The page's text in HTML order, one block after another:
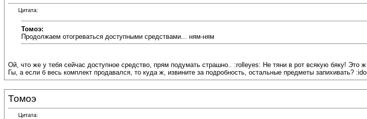
Цитата:
Томоэ:
Продолжаем отогреваться доступными средствами... ням-ням
Ой, что же у тебя сейчас доступное средство, прям подумать страшно.. :rolleyes: Не тяни в рот всякую бяку! Это
Гы, а если б весь комплект продавался, то куда ж, извините за подробность, остальные предметы запихивать?
Томоэ
Цитата: